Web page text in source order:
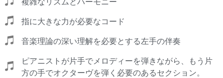
指に大きな力が必要なコード
音楽理論の深い理解を必要とする左手の伴奏
ピアニストが片手でメロディーを弾きながら、もう片
方の手でオクターヴを弾く必要のあるセクション。